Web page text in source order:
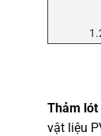
Thảm lót
vật liệu